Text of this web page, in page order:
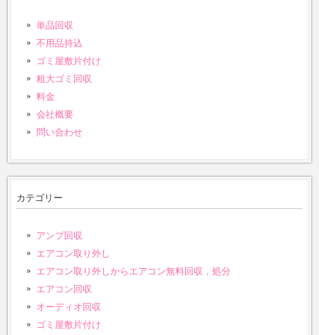
単品回収
不用品持込
ゴミ屋敷片付け
粗大ゴミ回収
料金
会社概要
問い合わせ
カテゴリー
アンプ回収
エアコン取り外し
エアコン取り外しからエアコン無料回収，処分
エアコン回収
オーディオ回収
ゴミ屋敷片付け